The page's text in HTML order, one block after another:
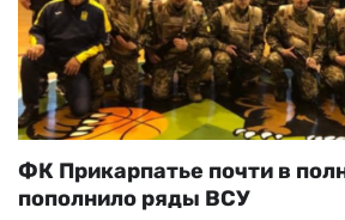
ФК Прикарпатье почти в
пополнило ряды ВСУ